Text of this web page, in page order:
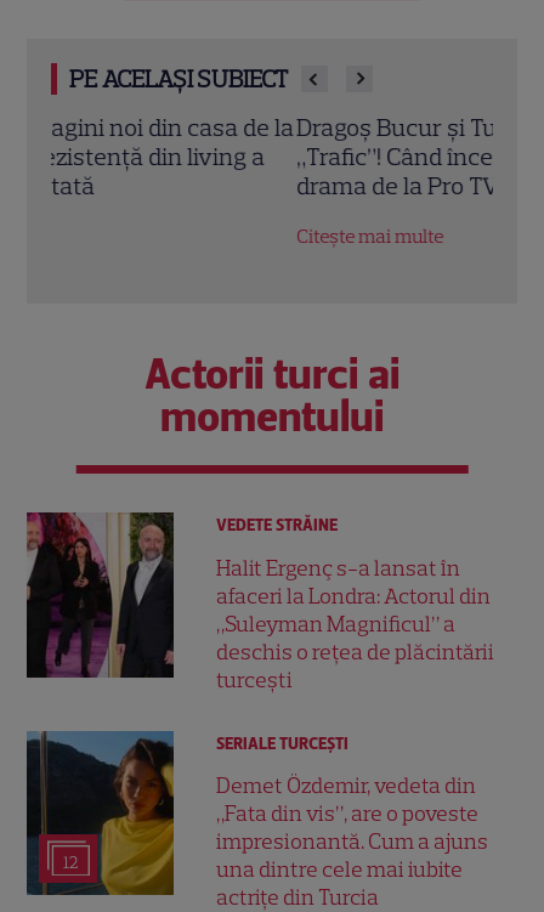
PE ACELAȘI SUBIECT
Dragoș Bucur și Tudor Chirilă, rivali în
„Trafic”! Când începe noul serial crime
drama de la Pro TV și VOYO
Actorii turci ai
momentului
VEDETE STRĂINE
Halit Ergenç s-a lansat în
afaceri la Londra: Actorul din
„Suleyman Magnificul” a
deschis o rețea de plăcintării
turcești
12
SERIALE TURCEŞTI
Demet Özdemir, vedeta din
„Fata din vis”, are o poveste
impresionantă. Cum a ajuns
una dintre cele mai iubite
actrițe din Turcia